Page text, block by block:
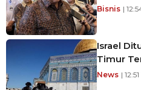
Bisnis |
Israel
Timur
News |